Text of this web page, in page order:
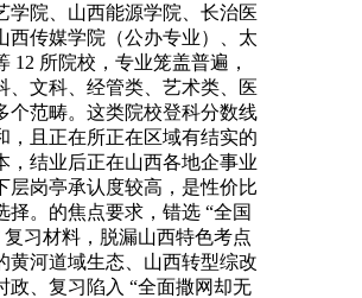
学院、山西能源学院、长治医
西传媒学院（公办专业）、太
12 所院校，专业笼盖普遍，
、文科、经管类、艺术类、医
个范畴。这类院校登科分数线
，且正在所正在区域有结实的
，结业后正在山西各地企事业
层岗亭承认度较高，是性价比
择。的焦点要求，错选 “全国
复习材料，脱漏山西特色考点
黄河道域生态、山西转型综改
政、复习陷入 “全面撒网却无